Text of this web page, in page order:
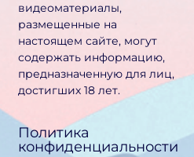
видеоматериалы,
размещенные на
настоящем сайте, могут
содержать информацию,
предназначен­ную для лиц,
достигших 18 лет.
Политика
конфиденциальности